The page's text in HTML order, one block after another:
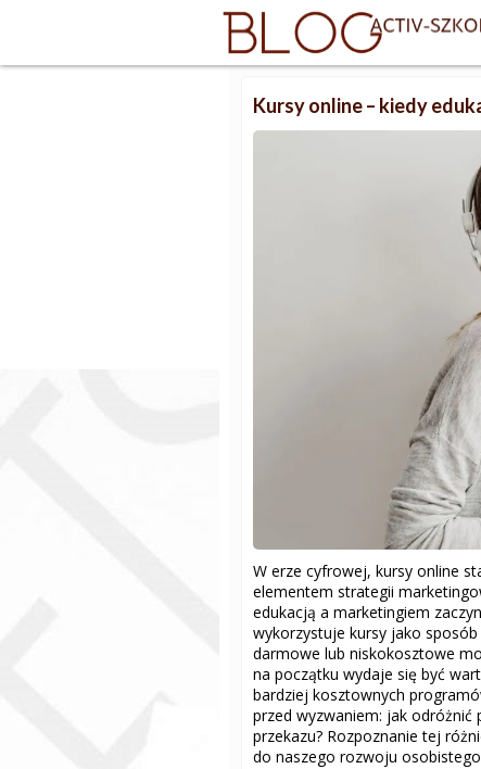
Kursy online – kiedy
W erze cyfrowej, kursy online
elementem strategii
edukacją a marketingiem
wykorzystuje kursy jako
darmowe lub niskokosztowe
na początku wydaje się być
bardziej kosztownych
przed wyzwaniem: jak
przekazu? Rozpoznanie tej
do naszego rozwoju